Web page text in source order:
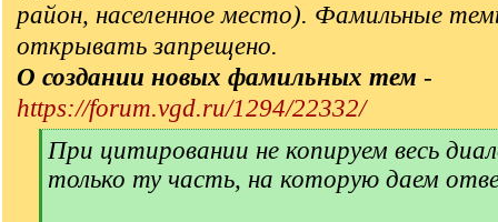
район, населенное место). Фамильные
открывать запрещено.
О создании новых фамильных тем -
https://forum.vgd.ru/1294/22332/
[
q
]
При цитировании не копируем весь
только ту часть, на которую даем